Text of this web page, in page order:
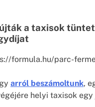
a taxisok
formula.hu/parc-
arról beszámoltunk,
helyi taxisok